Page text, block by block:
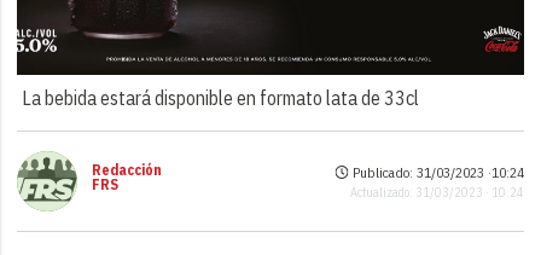
La bebida estará disponible en formato lata de 33cl
Redacción
FRS
Publicado: 31/03/2023 ·10:24
Actualizado: 31/03/2023 · 10:24